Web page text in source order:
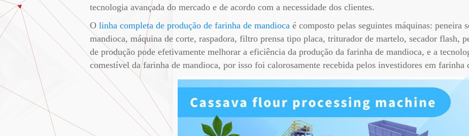
tecnologia avançada do mercado e de acordo com a necessidade dos clientes.
O linha completa de produção de farinha de mandioca é composto pelas seguintes máquinas: peneira
mandioca, máquina de corte, raspadora, filtro prensa tipo placa, triturador de martelo, secador flash,
de produção pode efetivamente melhorar a eficiência da produção da farinha de mandioca, e a
comestível da farinha de mandioca, por isso foi calorosamente recebida pelos investidores em farinha